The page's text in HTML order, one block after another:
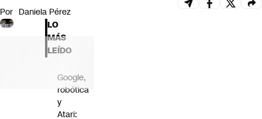
Por Daniela Pérez
LO
MÁS
LEÍDO
Google,
robótica
y
Atari: